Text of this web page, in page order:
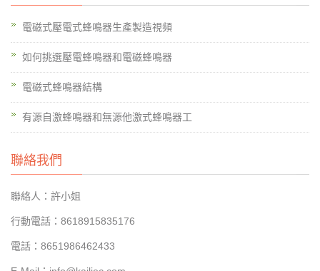
電磁式壓電式蜂鳴器生產製造視頻
如何挑選壓電蜂鳴器和電磁蜂鳴器
電磁式蜂鳴器結構
有源自激蜂鳴器和無源他激式蜂鳴器工
聯絡我們
聯絡人：許小姐
行動電話：8618915835176
電話：8651986462433